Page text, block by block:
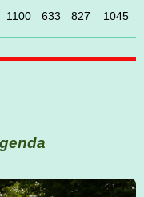
1100 633 827 1045